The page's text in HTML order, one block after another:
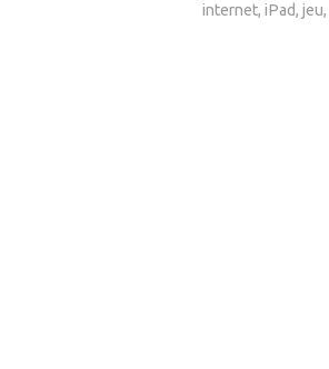
internet, iPad, jeu,